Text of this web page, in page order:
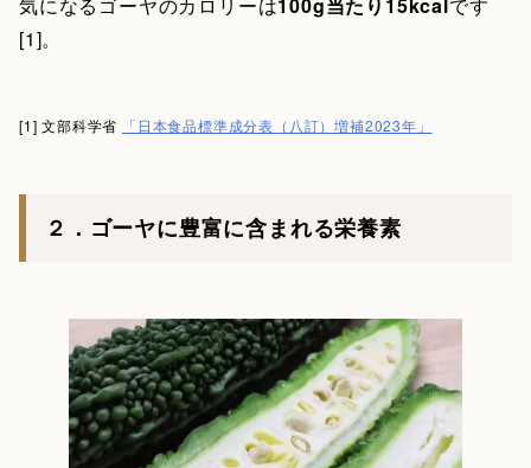
[1]。
[1] 文部科学省 「日本食品標準成分表（八訂）増補2023年」
２．ゴーヤに豊富に含まれる栄養素